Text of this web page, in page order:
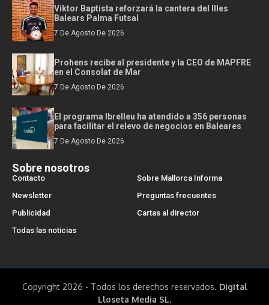
Viktor Baptista reforzará la cantera del Illes
Balears Palma Futsal
7 De Agosto De 2026
Prohens recibe al presidente y la CEO de MAPFRE
en el Consolat de Mar
7 De Agosto De 2026
El programa Ibrelleu ha atendido a 356 personas
para facilitar el relevo de negocios en Baleares
7 De Agosto De 2026
Sobre nosotros
Contacto
Sobre Mallorca Informa
Newsletter
Preguntas frecuentes
Publicidad
Cartas al director
Todas las noticias
Copyright 2026 - Todos los derechos reservados. Digital
Lloseta Media SL.